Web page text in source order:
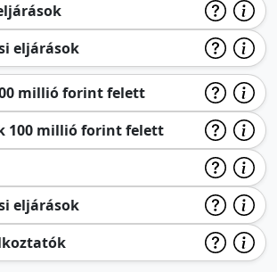
eljárások
millió forint felett
100 millió forint felett
eljárások